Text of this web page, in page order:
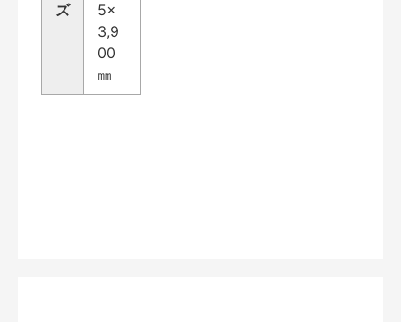
ズ
5×
3,9
00
㎜